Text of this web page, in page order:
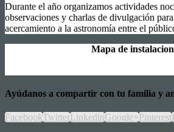
Durante el año organizamos actividades
observaciones y charlas de divulgación
acercamiento a la astronomía entre el
Mapa de
Ayúdanos a compartir con tu familia y
FacebookTwitterLinkedinGoogle+Pinterest